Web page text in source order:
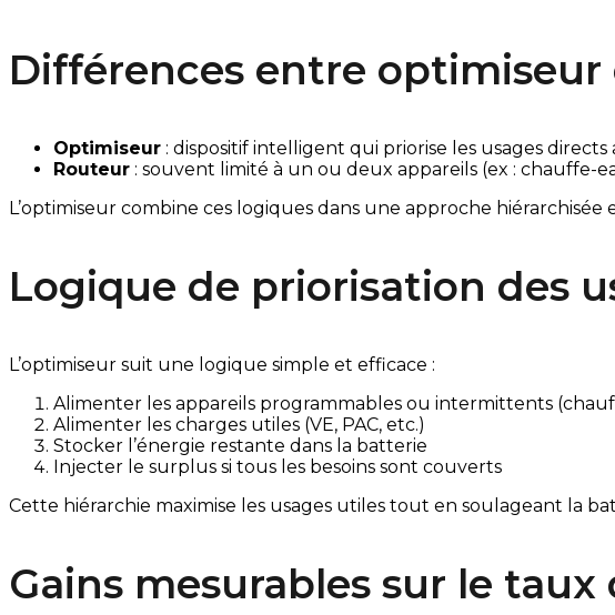
Différences entre
Optimiseur : dispositif intelligent qui priorise les usages
Routeur : souvent limité à un ou deux appareils (ex : chauffe-
L’optimiseur combine ces logiques dans une approche
Logique de priorisation des
L’optimiseur suit une logique simple et efficace :
Alimenter les appareils programmables ou intermittents
Alimenter les charges utiles (VE, PAC, etc.)
Stocker l’énergie restante dans la batterie
Injecter le surplus si tous les besoins sont couverts
Cette hiérarchie maximise les usages utiles tout en soulageant la
Gains mesurables sur le